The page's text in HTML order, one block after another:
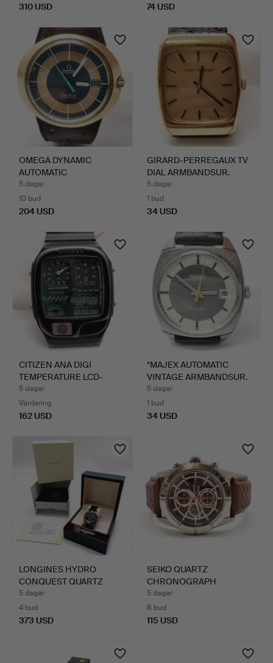
310 USD 74 USD
OMEGA DYNAMIC
AUTOMATIC
ARMBANDSUR MED DAT…
5 dagar
10 bud
204 USD
GIRARD-PERREGAUX TV
DIAL ARMBANDSUR.
5 dagar
1 bud
34 USD
CITIZEN ANA DIGI
TEMPERATURE LCD-
KLOCKA.
5 dagar
Värdering
162 USD
*MAJEX AUTOMATIC
VINTAGE ARMBANDSUR.
5 dagar
1 bud
34 USD
LONGINES HYDRO
CONQUEST QUARTZ
ARMBANDSUR …
5 dagar
4 bud
373 USD
SEIKO QUARTZ
CHRONOGRAPH
ARMBANDSUR I ROST…
5 dagar
8 bud
115 USD